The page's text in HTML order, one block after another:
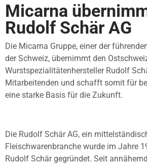
Micarna
Rudolf Schär AG
Die Micarna Gruppe, einer der
der Schweiz, übernimmt den
Wurstspezialitätenhersteller Rudolf
Mitarbeitenden und schafft somit für
eine starke Basis für die Zukunft.
Die Rudolf Schär AG, ein
Fleischwarenbranche wurde im Jahre
Rudolf Schär gegründet. Seit